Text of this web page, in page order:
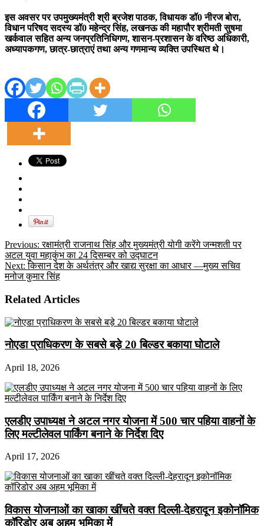
इस अवसर पर उपमुख्यमंत्री श्री ब्रजेश पाठक, विधायक डॉ0 नीरज बोरा,
विधान परिषद सदस्य डॉ0 महेन्द्र सिंह, लखनऊ की महापौर श्रीमती सुषमा
खर्कवाल सहित अन्य जनप्रतिनिधिगण, शासन-प्रशासन के वरिष्ठ अधिकारी,
अध्यापकगण, छात्र-छात्राएं तथा अन्य गणमान्य व्यक्ति उपस्थित थे।
Previous: रक्षामंत्री राजनाथ सिंह और मुख्यमंत्री योगी करेंगे जन्मशती पर
अटल युवा महाकुंभ का 24 दिसम्बर को उद्घाटन
Next: किसान देश के अर्थतंत्र और खाद्य सुरक्षा का आधार —मुख्य सचिव
मनोज कुमार सिंह
Related Articles
नोएडा प्राधिकरण के सबसे बड़े 20 बिल्डर बकाया घोटाले
April 18, 2026
एलडीए उपाध्यक्ष ने अटल नगर योजना में 500 चार पहिया वाहनों के
लिए मल्टीलेवल पार्किंग बनाने के निर्देश दिए
April 17, 2026
विकास योजनाओं का खाका खींचते वक्त दिल्ली-देहरादून इकोनॉमिक
कॉरिडोर अब अहम भूमिका में